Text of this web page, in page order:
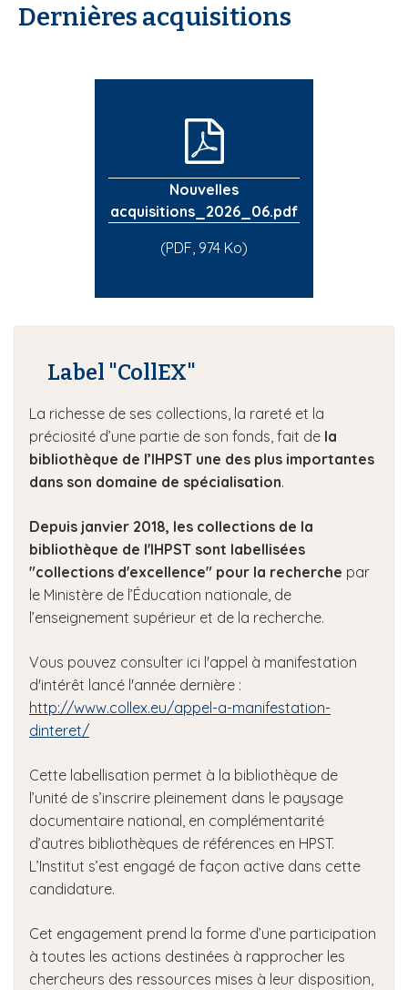
Dernières acquisitions
Nouvelles
acquisitions_2026_06.pdf
(PDF, 974 Ko)
Label "CollEX"
La richesse de ses collections, la rareté et la
préciosité d’une partie de son fonds, fait de la
bibliothèque de l’IHPST une des plus importantes
dans son domaine de spécialisation.
Depuis janvier 2018, les collections de la
bibliothèque de l'IHPST sont labellisées
"collections d'excellence" pour la recherche par
le Ministère de l’Éducation nationale, de
l’enseignement supérieur et de la recherche.
Vous pouvez consulter ici l'appel à manifestation
d'intérêt lancé l'année dernière :
http://www.collex.eu/appel-a-manifestation-
dinteret/
Cette labellisation permet à la bibliothèque de
l’unité de s’inscrire pleinement dans le paysage
documentaire national, en complémentarité
d’autres bibliothèques de références en HPST.
L’Institut s’est engagé de façon active dans cette
candidature.
Cet engagement prend la forme d’une participation
à toutes les actions destinées à rapprocher les
chercheurs des ressources mises à leur disposition,